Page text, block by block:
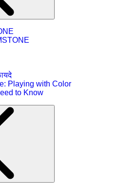
Playing with Color
to Know